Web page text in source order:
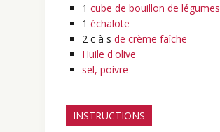
1 cube de bouillon de légumes
1 échalote
2 c à s de crème faîche
Huile d'olive
sel, poivre
INSTRUCTIONS